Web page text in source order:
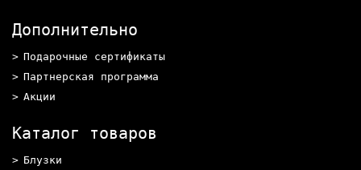
Дополнительно
Подарочные сертификаты
Партнерская программа
Акции
Каталог товаров
Блузки